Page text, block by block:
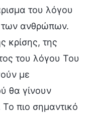
του λόγου
των ανθρώπων.
κρίσης, της
του λόγου Του
με
θα γίνουν
Το πιο σημαντικό